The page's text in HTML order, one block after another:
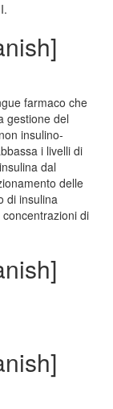
farmaco che
gestione del
insulino-
i livelli di
dal
delle
di insulina
di